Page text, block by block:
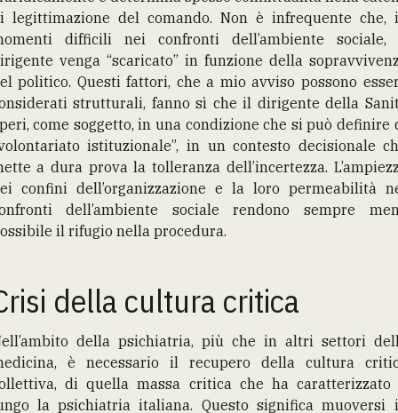
legittimazione del comando. Non è infrequente che,
difficili nei confronti dell’ambiente sociale,
venga “scaricato” in funzione della
politico. Questi fattori, che a mio avviso possono
strutturali, fanno sì che il dirigente della
come soggetto, in una condizione che si può definire
istituzionale”, in un contesto decisionale
a dura prova la tolleranza dell’incertezza.
confini dell’organizzazione e la loro permeabilità
dell’ambiente sociale rendono sempre
il rifugio nella procedura.
della cultura critica
della psichiatria, più che in altri settori
è necessario il recupero della cultura
di quella massa critica che ha caratterizzato
la psichiatria italiana. Questo significa muoversi